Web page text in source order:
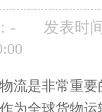
-
发表时
流是非常重
为全球货物